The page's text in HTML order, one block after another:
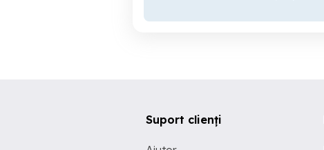
Suport clienți